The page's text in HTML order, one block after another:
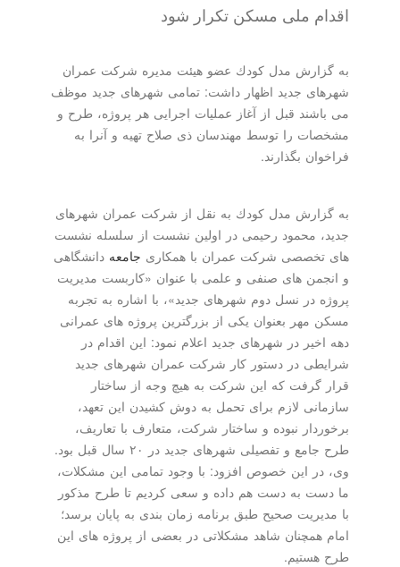
اقدام ملی مسكن تكرار شود
به گزارش مدل كودك عضو هیئت مدیره شركت عمران
شهرهای جدید اظهار داشت: تمامی شهرهای جدید موظف
می باشند قبل از آغاز عملیات اجرایی هر پروژه، طرح و
مشخصات را توسط مهندسان ذی صلاح تهیه و آنرا به
فراخوان بگذارند.
به گزارش مدل كودك به نقل از شركت عمران شهرهای
جدید، محمود رحیمی در اولین نشست از سلسله نشست
های تخصصی شركت عمران با همكاری جامعهدانشگاهی
و انجمن های صنفی و علمی با عنوان «كاربست مدیریت
پروژه در نسل دوم شهرهای جدید»، با اشاره به تجربه
مسكن مهر بعنوان یكی از بزرگترین پروژه های عمرانی
دهه اخیر در شهرهای جدید اعلام نمود: این اقدام در
شرایطی در دستور كار شركت عمران شهرهای جدید
قرار گرفت كه این شركت به هیچ وجه از ساختار
سازمانی لازم برای تحمل به دوش كشیدن این تعهد،
برخوردار نبوده و ساختار شركت، متعارف با تعاریف،
طرح جامع و تفصیلی شهرهای جدید در ۲۰ سال قبل بود.
وی، در این خصوص افزود: با وجود تمامی این مشكلات،
ما دست به دست هم داده و سعی كردیم تا طرح مذكور
با مدیریت صحیح طبق برنامه زمان بندی به پایان برسد؛
امام همچنان شاهد مشكلاتی در بعضی از پروژه های این
طرح هستیم.